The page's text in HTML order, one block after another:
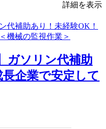
詳細を表示
ガソリン代補助
企業で安定して